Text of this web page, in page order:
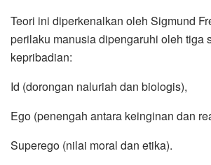
Teori ini diperkenalkan oleh Sigmund
perilaku manusia dipengaruhi oleh tiga
kepribadian:
Id (dorongan naluriah dan biologis),
Ego (penengah antara keinginan dan
Superego (nilai moral dan etika).